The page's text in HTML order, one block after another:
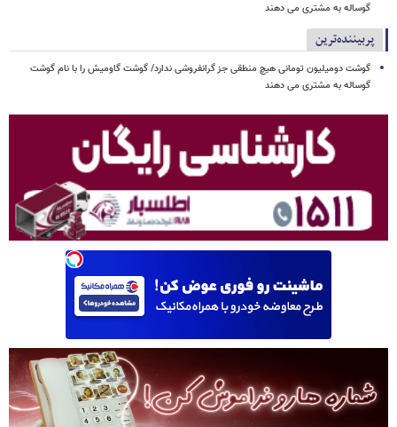
گوساله به مشتری می دهند
پربیننده‌ترین
گوشت دومیلیون تومانی هیچ منطقی جز گرانفروشی ندارد/ گوشت گاومیش را با نام گوشت
گوساله به مشتری می دهند